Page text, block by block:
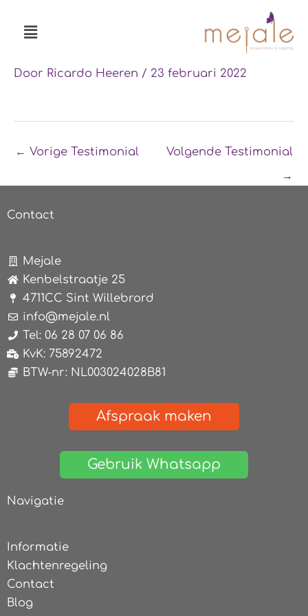
naarMenu
Door Ricardo Heeren / 23 februari 2022
← Vorige Testimonial
Volgende Testimonial
→
Contact
Mejale
Kenbelstraatje 25
4711CC Sint Willebrord
info@mejale.nl
Tel: 06 28 07 06 86
KvK: 75892472
BTW-nr: NL003024028B81
Afspraak maken
Gebruik Whatsapp
Navigatie
Informatie
Klachtenregeling
Contact
Blog